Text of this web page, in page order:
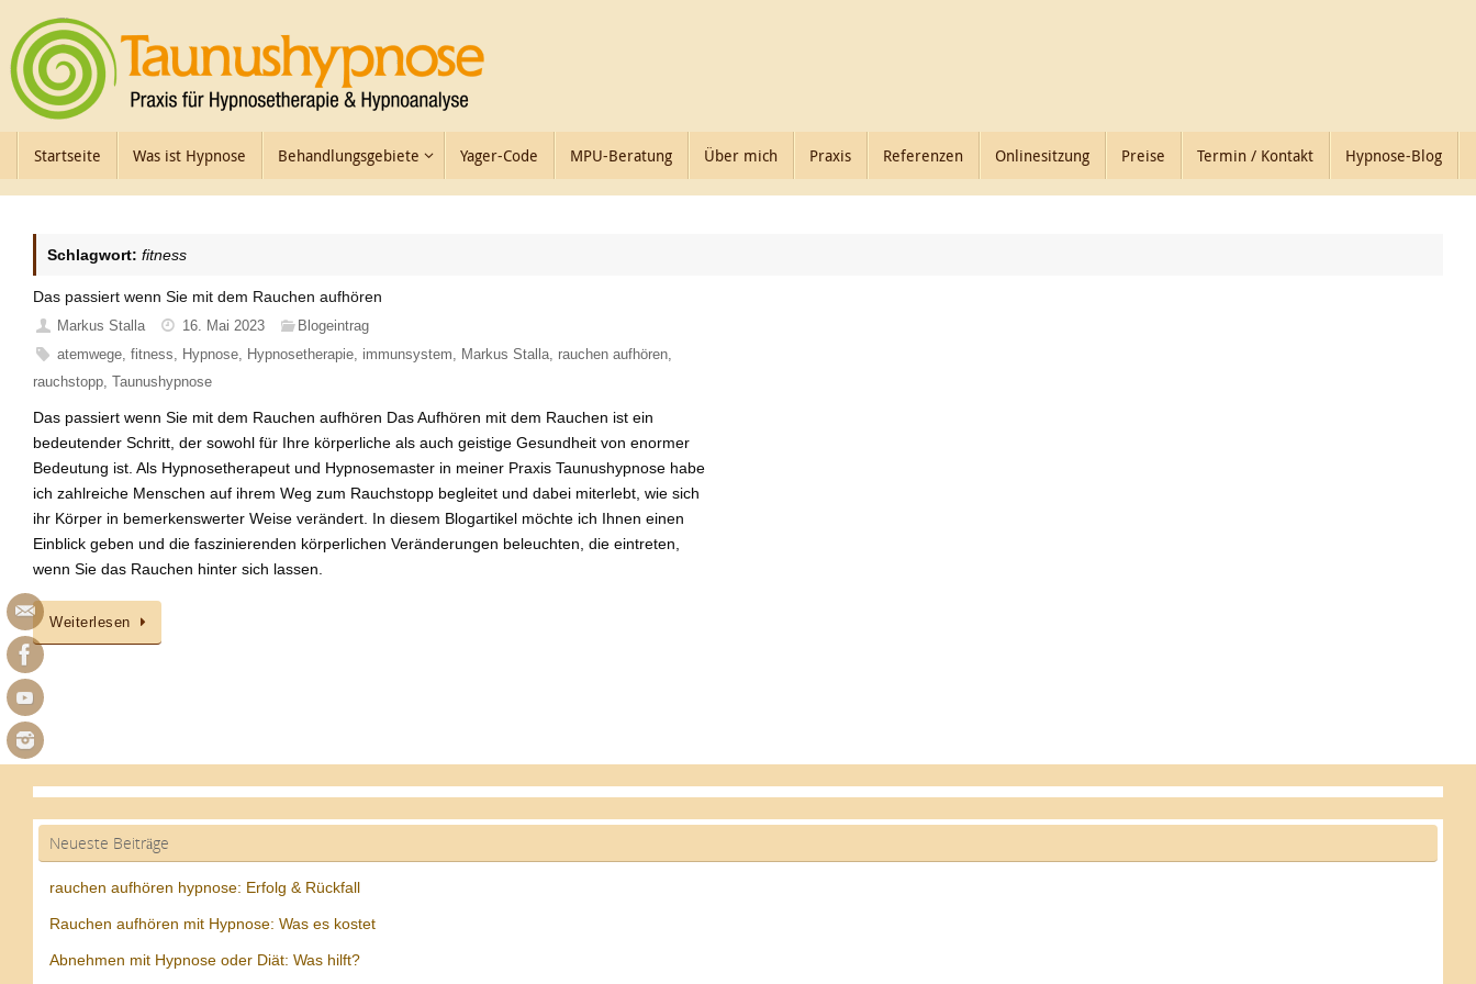
Inhalt
springen
InhaltStartseite Was ist Hypnose Behandlungsgebiete Yager-Code MPU-Beratung Über mich Praxis Referenzen Onlinesitzung Preise Termin / Kontakt Hypnose-Blog
Schlagwort: fitness
Das passiert wenn Sie mit dem Rauchen aufhören
Markus Stalla 16. Mai 2023
Blogeintrag
atemwege,fitness, Hypnose, Hypnosetherapie, immunsystem, Markus Stalla, rauchen aufhören,
rauchstopp, Taunushypnose
Das passiert wenn Sie mit dem Rauchen aufhören Das Aufhören mit dem Rauchen ist ein
bedeutender Schritt, der sowohl für Ihre körperliche als auch geistige Gesundheit von enormer
Bedeutung ist. Als Hypnosetherapeut und Hypnosemaster in meiner Praxis Taunushypnose habe
ich zahlreiche Menschen auf ihrem Weg zum Rauchstopp begleitet und dabei miterlebt, wie sich
ihr Körper in bemerkenswerter Weise verändert. In diesem Blogartikel möchte ich Ihnen einen
Einblick geben und die faszinierenden körperlichen Veränderungen beleuchten, die eintreten,
wenn Sie das Rauchen hinter sich lassen.
Weiterlesen
Neueste Beiträge
rauchen aufhören hypnose: Erfolg & Rückfall
Rauchen aufhören mit Hypnose: Was es kostet
Abnehmen mit Hypnose oder Diät: Was hilft?